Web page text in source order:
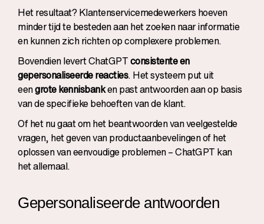
Het resultaat? Klantenservicemedewerkers hoeven
minder tijd te besteden aan het zoeken naar informatie
en kunnen zich richten op complexere problemen.
Bovendien levert ChatGPTconsistente en
gepersonaliseerde reacties. Het systeem put uit
eengrote kennisbanken past antwoorden aan op basis
van de specifieke behoeften van de klant.
Of het nu gaat om het beantwoorden van veelgestelde
vragen, het geven van productaanbevelingen of het
oplossen van eenvoudige problemen – ChatGPT kan
het allemaal.
Gepersonaliseerde antwoorden